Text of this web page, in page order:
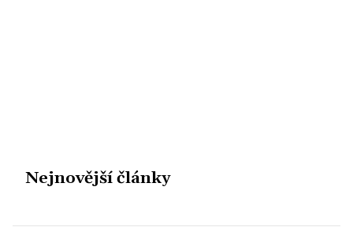
Nejnovější články